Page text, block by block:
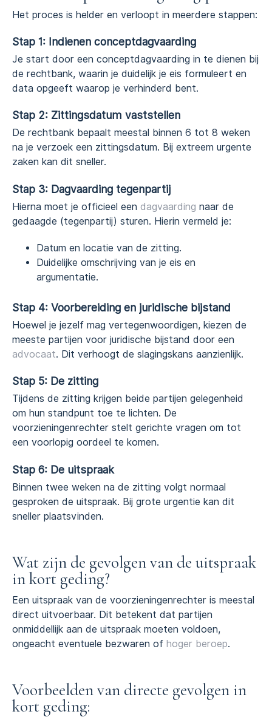
Het proces is helder en verloopt in meerdere stappen:
Stap 1: Indienen conceptdagvaarding
Je start door een conceptdagvaarding in te dienen bij
de rechtbank, waarin je duidelijk je eis formuleert en
data opgeeft waarop je verhinderd bent.
Stap 2: Zittingsdatum vaststellen
De rechtbank bepaalt meestal binnen 6 tot 8 weken
na je verzoek een zittingsdatum. Bij extreem urgente
zaken kan dit sneller.
Stap 3: Dagvaarding tegenpartij
Hierna moet je officieel een dagvaarding naar de
gedaagde (tegenpartij) sturen. Hierin vermeld je:
Datum en locatie van de zitting.
Duidelijke omschrijving van je eis en
argumentatie.
Stap 4: Voorbereiding en juridische bijstand
Hoewel je jezelf mag vertegenwoordigen, kiezen de
meeste partijen voor juridische bijstand door een
advocaat. Dit verhoogt de slagingskans aanzienlijk.
Stap 5: De zitting
Tijdens de zitting krijgen beide partijen gelegenheid
om hun standpunt toe te lichten. De
voorzieningenrechter stelt gerichte vragen om tot
een voorlopig oordeel te komen.
Stap 6: De uitspraak
Binnen twee weken na de zitting volgt normaal
gesproken de uitspraak. Bij grote urgentie kan dit
sneller plaatsvinden.
Wat zijn de gevolgen van de uitspraak
in kort geding?
Een uitspraak van de voorzieningenrechter is meestal
direct uitvoerbaar. Dit betekent dat partijen
onmiddellijk aan de uitspraak moeten voldoen,
ongeacht eventuele bezwaren of hoger beroep.
Voorbeelden van directe gevolgen in
kort geding: